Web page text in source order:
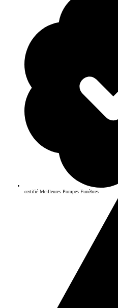
certifié Meilleures Pompes Funèbres